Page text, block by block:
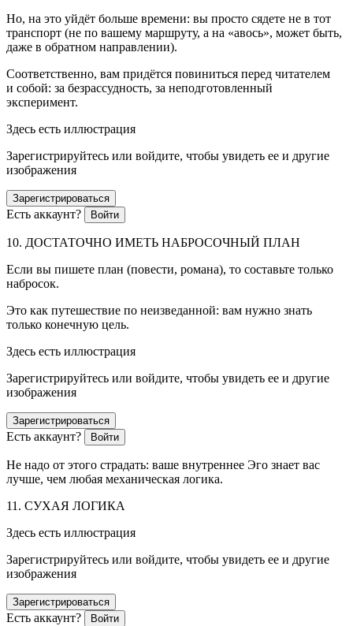
Но, на это уйдёт больше времени: вы просто сядете не в тот
транспорт (не по вашему маршруту, а на «авось», может быть,
даже в обратном направлении).
Соответственно, вам придётся повиниться перед читателем
и собой: за безрассудность, за неподготовленный
эксперимент.
Здесь есть иллюстрация
Зарегистрируйтесь или войдите, чтобы увидеть ее и другие
изображения
Зарегистрироваться
Есть аккаунт? Войти
10. ДОСТАТОЧНО ИМЕТЬ НАБРОСОЧНЫЙ ПЛАН
Если вы пишете план (повести, романа), то составьте только
набросок.
Это как путешествие по неизведанной: вам нужно знать
только конечную цель.
Здесь есть иллюстрация
Зарегистрируйтесь или войдите, чтобы увидеть ее и другие
изображения
Зарегистрироваться
Есть аккаунт? Войти
Не надо от этого страдать: ваше внутреннее Эго знает вас
лучше, чем любая механическая логика.
11. СУХАЯ ЛОГИКА
Здесь есть иллюстрация
Зарегистрируйтесь или войдите, чтобы увидеть ее и другие
изображения
Зарегистрироваться
Есть аккаунт? Войти